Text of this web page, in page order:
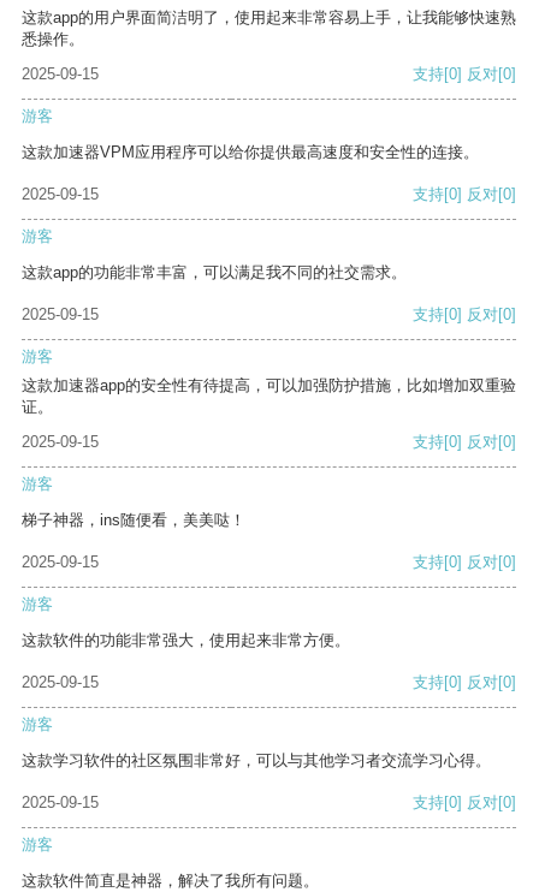
这款app的用户界面简洁明了，使用起来非常容易上手，让我能够快速熟
悉操作。
2025-09-15
支持[0] 反对[0]
游客
这款加速器VPM应用程序可以给你提供最高速度和安全性的连接。
2025-09-15 支持[0] 反对[0]
游客
这款app的功能非常丰富，可以满足我不同的社交需求。
2025-09-15 支持[0] 反对[0]
游客
这款加速器app的安全性有待提高，可以加强防护措施，比如增加双重验
证。
2025-09-15
支持[0] 反对[0]
游客
梯子神器，ins随便看，美美哒！
2025-09-15 支持[0] 反对[0]
游客
这款软件的功能非常强大，使用起来非常方便。
2025-09-15 支持[0] 反对[0]
游客
这款学习软件的社区氛围非常好，可以与其他学习者交流学习心得。
2025-09-15 支持[0] 反对[0]
游客
这款软件简直是神器，解决了我所有问题。